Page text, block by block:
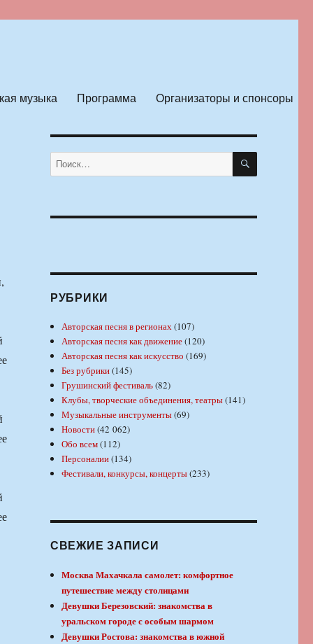
музыка Программа Организаторы и спонсоры
Искать: ПОИСК
РУБРИКИ
Авторская песня в регионах(107)
Авторская песня как движение(120)
Авторская песня как искусство (169)
Без рубрики(145)
Грушинский фестиваль(82)
Клубы, творческие объединения, театры(141)
Музыкальные инструменты(69)
Новости(42 062)
Обо всем(112)
Персоналии(134)
Фестивали, конкурсы, концерты(233)
СВЕЖИЕ ЗАПИСИ
Москва Махачкала самолет: комфортное
путешествие между столицами
Девушки Березовский: знакомства в
уральском городе с особым шармом
Девушки Ростова: знакомства в южной